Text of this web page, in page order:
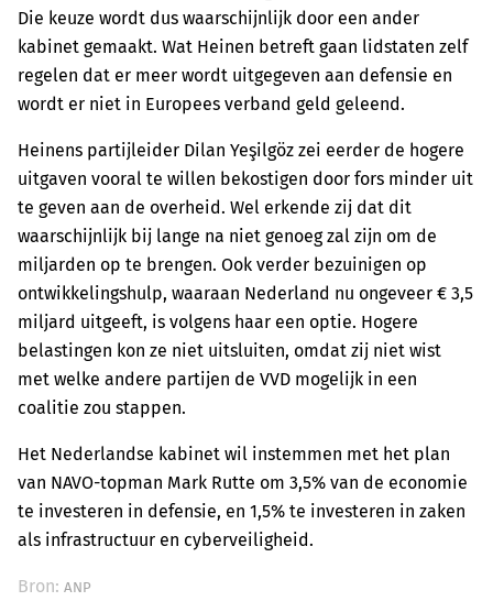
Die keuze wordt dus waarschijnlijk door een ander
kabinet gemaakt. Wat Heinen betreft gaan lidstaten zelf
regelen dat er meer wordt uitgegeven aan defensie en
wordt er niet in Europees verband geld geleend.
Heinens partijleider Dilan Yeşilgöz zei eerder de hogere
uitgaven vooral te willen bekostigen door fors minder uit
te geven aan de overheid. Wel erkende zij dat dit
waarschijnlijk bij lange na niet genoeg zal zijn om de
miljarden op te brengen. Ook verder bezuinigen op
ontwikkelingshulp, waaraan Nederland nu ongeveer € 3,5
miljard uitgeeft, is volgens haar een optie. Hogere
belastingen kon ze niet uitsluiten, omdat zij niet wist
met welke andere partijen de VVD mogelijk in een
coalitie zou stappen.
Het Nederlandse kabinet wil instemmen met het plan
van NAVO-topman Mark Rutte om 3,5% van de economie
te investeren in defensie, en 1,5% te investeren in zaken
als infrastructuur en cyberveiligheid.
Bron: ANP